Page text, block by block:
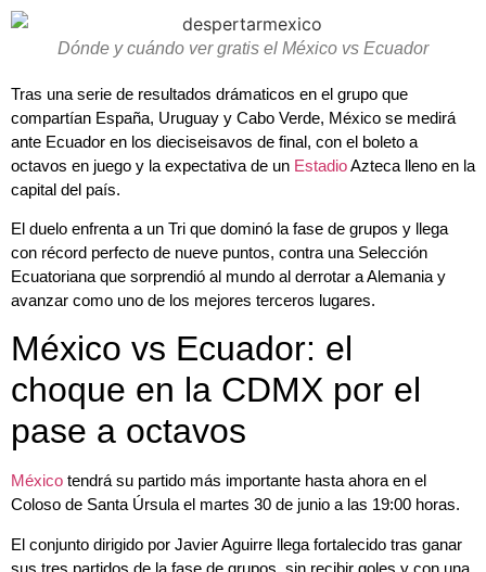
Dónde y cuándo ver gratis el México vs Ecuador
Tras una serie de resultados drámaticos en el grupo que
compartían España, Uruguay y Cabo Verde, México se medirá
ante Ecuador en los dieciseisavos de final, con el boleto a
octavos en juego y la expectativa de un EstadioAzteca lleno en la
capital del país.
El duelo enfrenta a un Tri que dominó la fase de grupos y llega
con récord perfecto de nueve puntos, contra una Selección
Ecuatoriana que sorprendió al mundo al derrotar a Alemania y
avanzar como uno de los mejores terceros lugares.
México vs Ecuador: el
choque en la CDMX por el
pase a octavos
México tendrá su partido más importante hasta ahora en el
Coloso de Santa Úrsula el martes 30 de junio a las 19:00 horas.
El conjunto dirigido por Javier Aguirre llega fortalecido tras ganar
sus tres partidos de la fase de grupos, sin recibir goles y con una